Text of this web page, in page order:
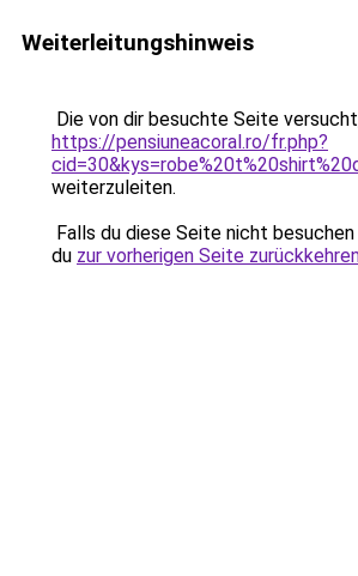
Weiterleitungshinweis
Die von dir besuchte Seite
https://pensiuneacoral.ro/fr.php?
weiterzuleiten.
Falls du diese Seite nicht
du zur vorherigen Seite